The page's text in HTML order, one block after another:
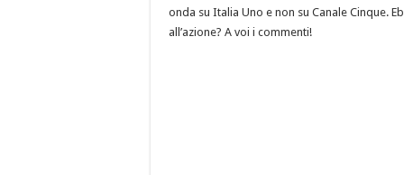
onda su Italia Uno e non su Canale Cinque.
all’azione? A voi i commenti!